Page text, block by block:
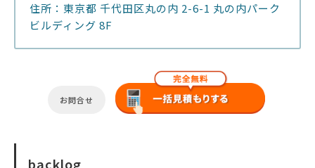
住所：東京都 千代田区丸の内 2-6-1 丸の内パーク
ビルディング 8F
お問合せ
backlog